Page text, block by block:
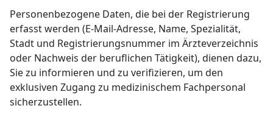
Personenbezogene Daten, die bei der Registrierung
erfasst werden (E-Mail-Adresse, Name, Spezialität,
Stadt und Registrierungsnummer im Ärzteverzeichnis
oder Nachweis der beruflichen Tätigkeit), dienen dazu,
Sie zu informieren und zu verifizieren, um den
exklusiven Zugang zu medizinischem Fachpersonal
sicherzustellen.